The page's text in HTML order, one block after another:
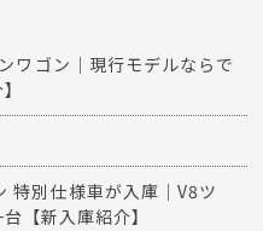
ワゴン｜現行モデルならで
特別仕様車が入庫｜V8ツ
【新入庫紹介】